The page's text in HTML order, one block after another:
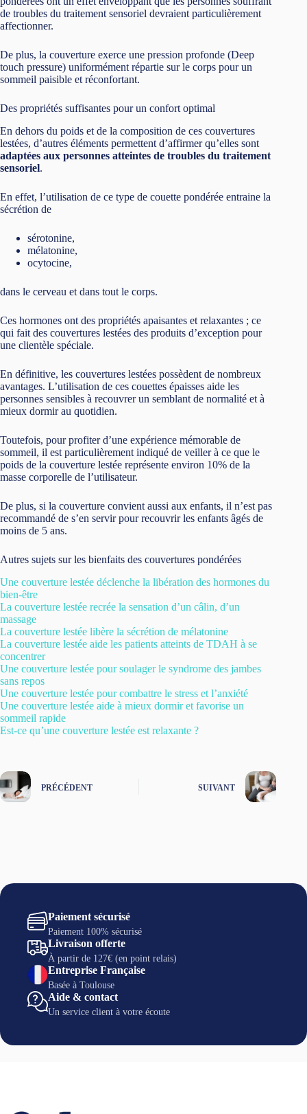
de troubles du traitement sensoriel devraient particulièrement
affectionner.
De plus, la couverture exerce une pression profonde (Deep
touch pressure) uniformément répartie sur le corps pour un
sommeil paisible et réconfortant.
Des propriétés suffisantes pour un confort optimal
En dehors du poids et de la composition de ces couvertures
lestées, d’autres éléments permettent d’affirmer qu’elles sont
adaptées aux personnes atteintes de troubles du traitement
sensoriel.
En effet, l’utilisation de ce type de couette pondérée entraine la
sécrétion de
sérotonine,
mélatonine,
ocytocine,
dans le cerveau et dans tout le corps.
Ces hormones ont des propriétés apaisantes et relaxantes ; ce
qui fait des couvertures lestées des produits d’exception pour
une clientèle spéciale.
En définitive, les couvertures lestées possèdent de nombreux
avantages. L’utilisation de ces couettes épaisses aide les
personnes sensibles à recouvrer un semblant de normalité et à
mieux dormir au quotidien.
Toutefois, pour profiter d’une expérience mémorable de
sommeil, il est particulièrement indiqué de veiller à ce que le
poids de la couverture lestée représente environ 10% de la
masse corporelle de l’utilisateur.
De plus, si la couverture convient aussi aux enfants, il n’est pas
recommandé de s’en servir pour recouvrir les enfants âgés de
moins de 5 ans.
Autres sujets sur les bienfaits des couvertures pondérées
Une couverture lestée déclenche la libération des hormones du
bien-être
La couverture lestée recrée la sensation d’un câlin, d’un
massage
La couverture lestée libère la sécrétion de mélatonine
La couverture lestée aide les patients atteints de TDAH à se
concentrer
Une couverture lestée pour soulager le syndrome des jambes
sans repos
Une couverture lestée pour combattre le stress et l’anxiété
Une couverture lestée aide à mieux dormir et favorise un
sommeil rapide
Est-ce qu’une couverture lestée est relaxante ?
PRÉCÉDENT SUIVANT
Paiement sécurisé
Paiement 100% sécurisé
Livraison offerte
À partir de 127€ (en point relais)
Entreprise Française
Basée à Toulouse
Aide & contact
Un service client à votre écoute